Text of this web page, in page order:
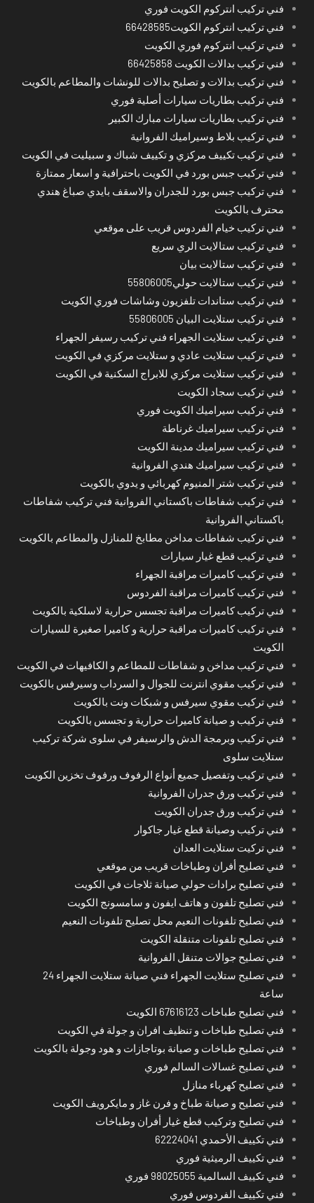
فني تركيب انتركوم الكويت فوري
فني تركيب انتركوم الكويت66428585
فني تركيب انتركوم فوري الكويت
فني تركيب بدالات الكويت 66425858
فني تركيب بدالات و تصليح بدالات للونشات والمطاعم بالكويت
فني تركيب بطاريات سيارات أصلية فوري
فني تركيب بطاريات سيارات مبارك الكبير
فني تركيب بلاط وسيراميك الفروانية
فني تركيب تكييف مركزي و تكييف شباك و سبيليت في الكويت
فني تركيب جبس بورد في الكويت باحترافية و اسعار ممتازة
فني تركيب جبس بورد للجدران والاسقف بايدي صباغ هندي
محترف بالكويت
فني تركيب خيام الفردوس قريب على موقعي
فني تركيب ستالايت الري سريع
فني تركيب ستالايت بيان
فني تركيب ستالايت حولي55806005
فني تركيب ستاندات تلفزيون وشاشات فوري الكويت
فني تركيب ستلايت البيان 55806005
فني تركيب ستلايت الجهراء فني تركيب رسيفر الجهراء
فني تركيب ستلايت عادي و ستلايت مركزي في الكويت
فني تركيب ستلايت مركزي للابراج السكنية في الكويت
فني تركيب سجاد الكويت
فني تركيب سيراميك الكويت فوري
فني تركيب سيراميك غرناطة
فني تركيب سيراميك مدينة الكويت
فني تركيب سيراميك هندي الفروانية
فني تركيب شتر المنيوم كهربائي و يدوي بالكويت
فني تركيب شفاطات باكستاني الفروانية فني تركيب شفاطات
باكستاني الفروانية
فني تركيب شفاطات مداخن مطابخ للمنازل والمطاعم بالكويت
فني تركيب قطع غيار سيارات
فني تركيب كاميرات مراقبة الجهراء
فني تركيب كاميرات مراقبة الفردوس
فني تركيب كاميرات مراقبة تجسس حرارية لاسلكية بالكويت
فني تركيب كاميرات مراقبة حرارية و كاميرا صغيرة للسيارات
الكويت
فني تركيب مداخن و شفاطات للمطاعم و الكافيهات في الكويت
فني تركيب مقوي انترنت للجوال و السرداب وسيرفس بالكويت
فني تركيب مقوي سيرفس و شبكات ونت بالكويت
فني تركيب و صيانة كاميرات حرارية و تجسس بالكويت
فني تركيب وبرمجة الدش والرسيفر في سلوى شركة تركيب
ستلايت سلوى
فني تركيب وتفصيل جميع أنواع الرفوف ورفوف تخزين الكويت
فني تركيب ورق جدران الفروانية
فني تركيب ورق جدران الكويت
فني تركيب وصيانة قطع غيار جاكوار
فني تركيت ستلايت العدان
فني تصليح أفران وطباخات قريب من موقعي
فني تصليح برادات حولي صيانة ثلاجات في الكويت
فني تصليح تلفون و هاتف ايفون و سامسونج الكويت
فني تصليح تلفونات النعيم محل تصليح تلفونات النعيم
فني تصليح تلفونات متنقلة الكويت
فني تصليح جوالات متنقل الفروانية
فني تصليح ستلايت الجهراء فني صيانة ستلايت الجهراء 24
ساعة
فني تصليح طباخات 67616123 الكويت
فني تصليح طباخات و تنظيف افران و جولة في الكويت
فني تصليح طباخات و صيانة بوتاجازات و هود وجولة بالكويت
فني تصليح غسالات السالم فوري
فني تصليح كهرباء منازل
فني تصليح و صيانة طباخ و فرن غاز و مايكرويف الكويت
فني تصليح وتركيب قطع غيار أفران وطباخات
فني تكييف الأحمدي 62224041
فني تكييف الرميثية فوري
فني تكييف السالمية 98025055 فوري
فني تكييف الفردوس فوري